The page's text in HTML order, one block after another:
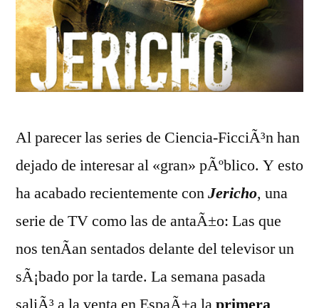
Al parecer las series de Ciencia-FicciÃ³n han
dejado de interesar al «gran» pÃºblico. Y esto
ha acabado recientemente conJericho, una
serie de TV como las de antaÃ±o: Las que
nos tenÃ­an sentados delante del televisor un
sÃ¡bado por la tarde. La semana pasada